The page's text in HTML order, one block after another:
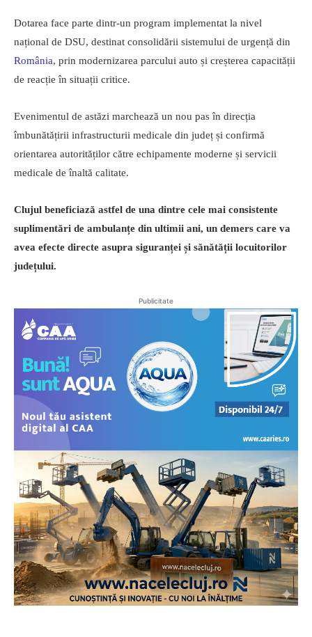
Dotarea face parte dintr-un program implementat la nivel
național de DSU, destinat consolidării sistemului de urgență din
România, prin modernizarea parcului auto și creșterea capacității
de reacție în situații critice.
Evenimentul de astăzi marchează un nou pas în direcția
îmbunătățirii infrastructurii medicale din județ și confirmă
orientarea autorităților către echipamente moderne și servicii
medicale de înaltă calitate.
Clujul beneficiază astfel de una dintre cele mai consistente
suplimentări de ambulanțe din ultimii ani, un demers care va
avea efecte directe asupra siguranței și sănătății locuitorilor
județului.
Publicitate